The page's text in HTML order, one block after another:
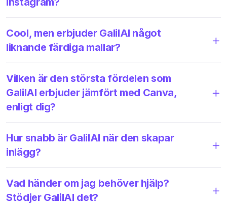
Cool, men erbjuder GalilAI något
liknande färdiga mallar?
Vilken är den största fördelen som
GalilAI erbjuder jämfört med Canva,
enligt dig?
Hur snabb är GalilAI när den skapar
inlägg?
Vad händer om jag behöver hjälp?
Stödjer GalilAI det?